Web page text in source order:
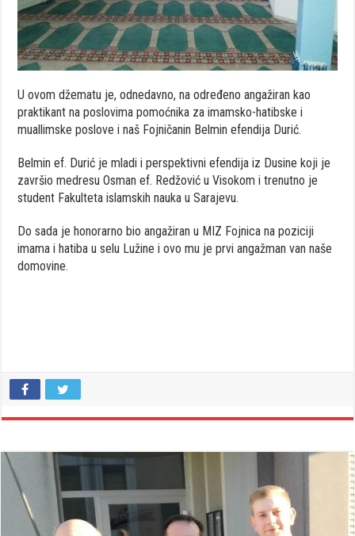
U ovom džematu je, odnedavno, na određeno angažiran kao
praktikant na poslovima pomoćnika za imamsko-hatibske i
muallimske poslove i naš Fojničanin Belmin efendija Durić.
Belmin ef. Durić je mladi i perspektivni efendija iz Dusine koji je
završio medresu Osman ef. Redžović u Visokom i trenutno je
student Fakulteta islamskih nauka u Sarajevu.
Do sada je honorarno bio angažiran u MIZ Fojnica na poziciji
imama i hatiba u selu Lužine i ovo mu je prvi angažman van naše
domovine.